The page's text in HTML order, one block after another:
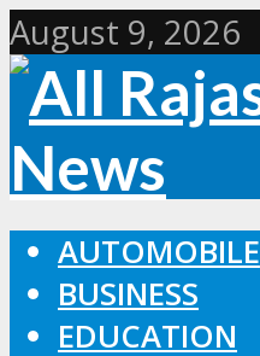
August 9, 2026
AUTOMOBILE
BUSINESS
EDUCATION